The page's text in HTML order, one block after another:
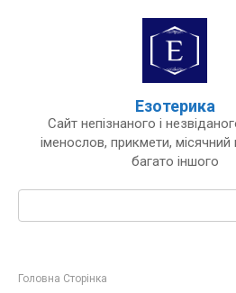
Езотерика
Сайт непізнаного і
іменослов, прикмети,
багато іншого
Пошук:
Головна Сторінка